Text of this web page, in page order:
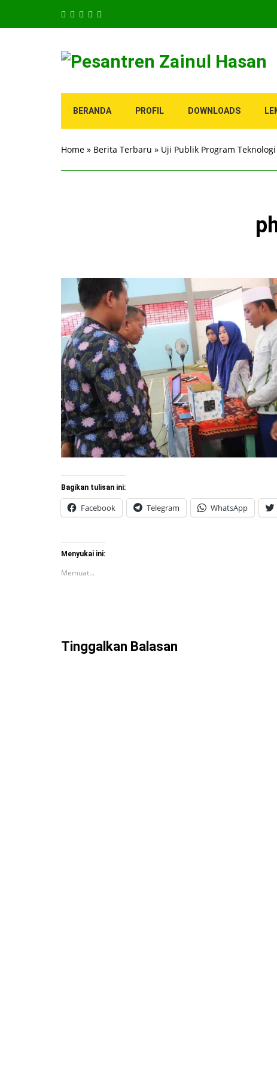
BERANDA PROFIL DOWNLOADS
Home » Berita Terbaru » Uji Publik Program
Bagikan tulisan ini:
Facebook Telegram WhatsApp
Menyukai ini:
Memuat...
Tinggalkan Balasan